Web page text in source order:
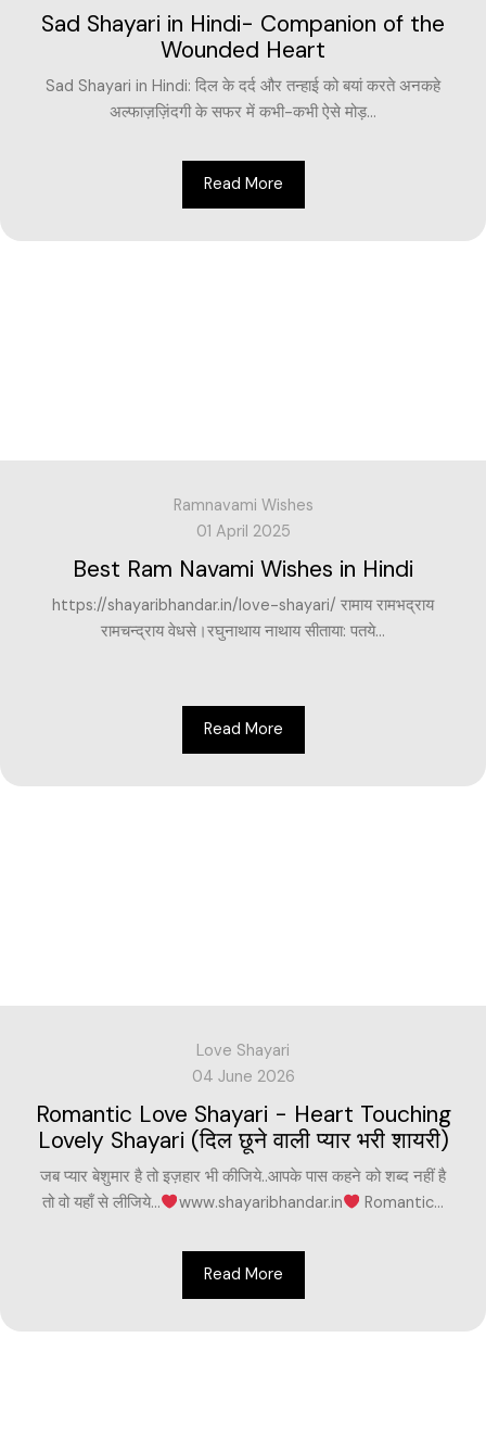
Sad Shayari in Hindi- Companion of the
Wounded Heart
Sad Shayari in Hindi: दिल के दर्द और तन्हाई को बयां करते अनकहे
अल्फाज़ज़िंदगी के सफर में कभी-कभी ऐसे मोड़...
Read More
Ramnavami Wishes
01 April 2025
Best Ram Navami Wishes in Hindi
https://shayaribhandar.in/love-shayari/ रामाय रामभद्राय
रामचन्द्राय वेधसे।रघुनाथाय नाथाय सीताया: पतये...
Read More
Love Shayari
04 June 2026
Romantic Love Shayari - Heart Touching
Lovely Shayari (दिल छूने वाली प्यार भरी शायरी)
जब प्यार बेशुमार है तो इज़हार भी कीजिये..आपके पास कहने को शब्द नहीं है
तो वो यहाँ से लीजिये…
www.shayaribhandar.in Romantic...
Read More